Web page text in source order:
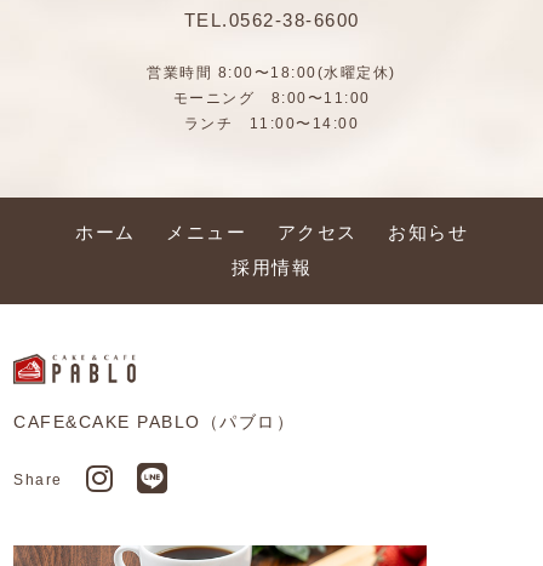
TEL.0562-38-6600
営業時間 8:00〜18:00(水曜定休)
モーニング 8:00〜11:00
ランチ 11:00〜14:00
ホーム メニュー アクセス
お知らせ
採用情報
CAFE&CAKE PABLO（パブロ）
Share